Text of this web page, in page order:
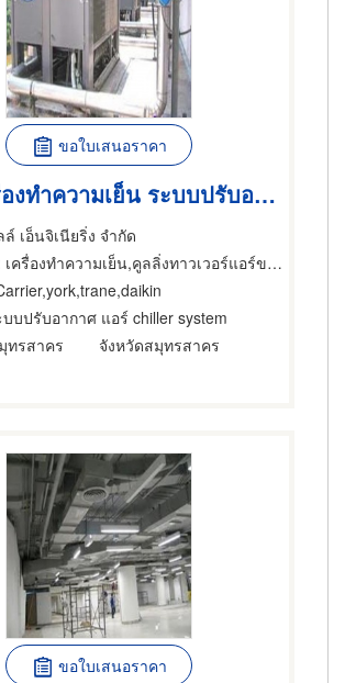
ขอใบเสนอราคา
ระบบเครื่องทำความเย็น ระบบปรับอากาศ แอร์ CHILLER SYSTEM
เอ็นจิเนียริ่ง จำกัด
ครื่องทำความเย็น,คูลลิ่งทาวเวอร์แอร์ขนาดใหญ่,แอร์ขนาดเล็กและชนิดแยกส่วน
บบปรับอากาศ แอร์ chiller system
ทรสาคร
จังหวัดสมุทรสาคร
ขอใบเสนอราคา